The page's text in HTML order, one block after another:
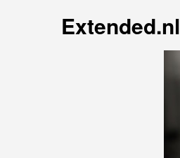
Extended.nl